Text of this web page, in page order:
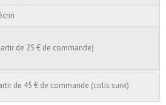
de 25 € de commande)
de 45 € de commande (colis suivi)